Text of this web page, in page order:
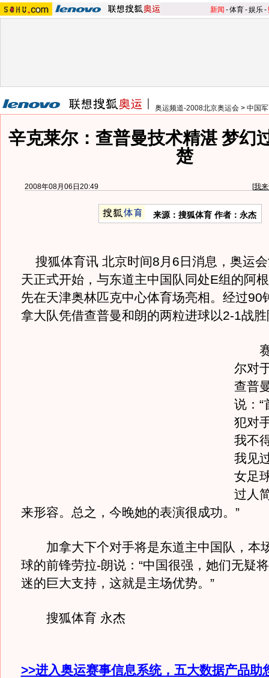
新闻 -体育-娱乐-
奥运频道-2008北京奥运会 > 中国
辛克莱尔：查普曼技术精湛 梦幻
楚
2008年08月06日20:49 [我
来源：搜狐体育 作者：永杰
搜狐体育讯 北京时间8月6日消息，奥运
天正式开始，与东道主中国队同处E组的阿
先在天津奥林匹克中心体育场亮相。经过90
拿大队凭借查普曼和朗的两粒进球以2-1战
赛
尔对
查普
说：“
犯对
我不
我见
女足
过人
来形容。总之，今晚她的表演很成功。”
加拿大下个对手将是东道主中国队，本
球的前锋劳拉-朗说：“中国很强，她们无疑
迷的巨大支持，这就是主场优势。”
搜狐体育 永杰
>>进入奥运赛事信息系统，五大数据产品助